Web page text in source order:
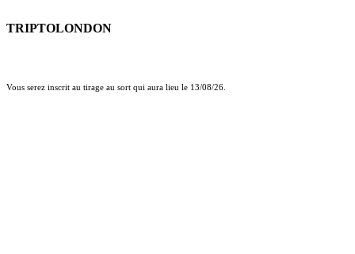
TRIPTOLONDON
Vous serez inscrit au tirage au sort qui aura lieu le 13/08/26.